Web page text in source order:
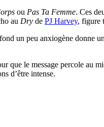
ou Pas Ta Femme. Ces
au Dry de PJ Harvey, figure
un peu anxiogène donne
que le message percole au
d’être intense.